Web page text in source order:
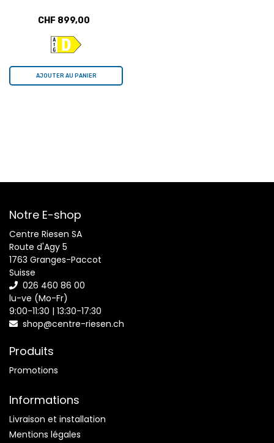
CHF 899,00
AJOUTER AU PANIER
Notre E-shop
Centre Riesen SA
Route d'Agy 5
1763 Granges-Paccot
Suisse
026 460 86 00
lu-ve (Mo-Fr)
9:00-11:30 | 13:30-17:30
shop@centre-riesen.ch
Produits
Promotions
Informations
Livraison et installation
Mentions légales